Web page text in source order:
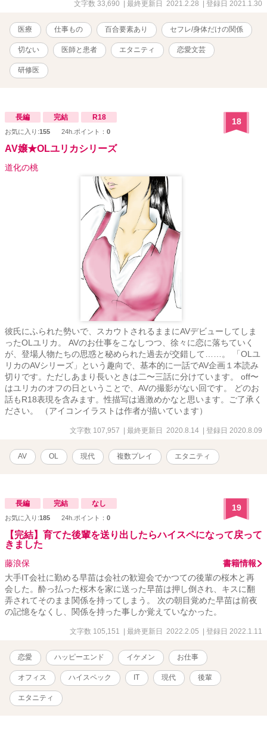
文字数 33,690 | 最終更新日 2021.2.28 | 登録日 2021.1.30
医療 仕事もの 百合要素あり セフレ/身体だけの関係
切ない 医師と患者 エタニティ 恋愛文芸
研修医
長編 完結 R18
お気に入り:155 24h.ポイント： 0
18
AV嬢★OLユリカシリーズ
道化の桃
彼氏にふられた勢いで、スカウトされるままにAVデビューしてしま
ったOLユリカ。 AVのお仕事をこなしつつ、徐々に恋に落ちていく
が、登場人物たちの思惑と秘められた過去が交錯して……。 「OLユ
リカのAVシリーズ」という趣向で、基本的に一話でAV企画１本読み
切りです。ただしあまり長いときは二〜三話に分けています。 off〜
はユリカのオフの日ということで、AVの撮影がない回です。 どのお
話もR18表現を含みます。性描写は過激めかなと思います。ご了承く
ださい。 （アイコンイラストは作者が描いています）
文字数 107,957 | 最終更新日 2020.8.14 | 登録日 2020.8.09
AV OL 現代 複数プレイ エタニティ
長編 完結 なし
お気に入り:185 24h.ポイント： 0
19
【完結】育てた後輩を送り出したらハイスペになって戻って
きました
藤浪保
書籍情報
大手IT会社に勤める早苗は会社の歓迎会でかつての後輩の桜木と再
会した。酔っ払った桜木を家に送った早苗は押し倒され、キスに翻
弄されてそのまま関係を持ってしまう。 次の朝目覚めた早苗は前夜
の記憶をなくし、関係を持った事しか覚えていなかった。
文字数 105,151 | 最終更新日 2022.2.05 | 登録日 2022.1.11
恋愛 ハッピーエンド イケメン お仕事
オフィス ハイスペック IT 現代 後輩
エタニティ